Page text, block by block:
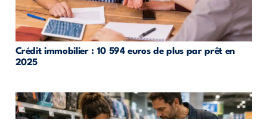
Crédit immobilier : 10 594 euros de plus par prêt en
2025